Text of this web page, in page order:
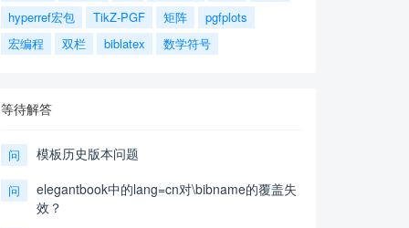
hyperref宏包
TikZ-PGF 矩阵
pgfplots
宏编程
双栏 biblatex 数学符号
等待解答
问 模板历史版本问题
问
elegantbook中的lang=cn对\bibname的覆盖失
效？